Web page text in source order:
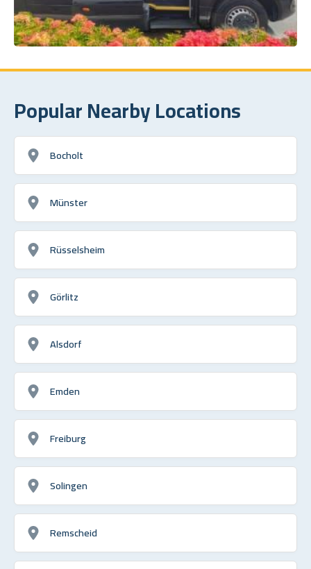
Popular Nearby Locations
Bocholt
Münster
Rüsselsheim
Görlitz
Alsdorf
Emden
Freiburg
Solingen
Remscheid